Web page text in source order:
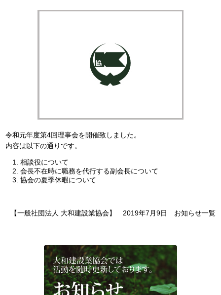
令和元年度第4回理事会を開催致しました。
内容は以下の通りです。
相談役について
会長不在時に職務を代行する副会長について
協会の夏季休暇について
【一般社団法人 大和建設業協会】 2019年7月9日 お知らせ一覧